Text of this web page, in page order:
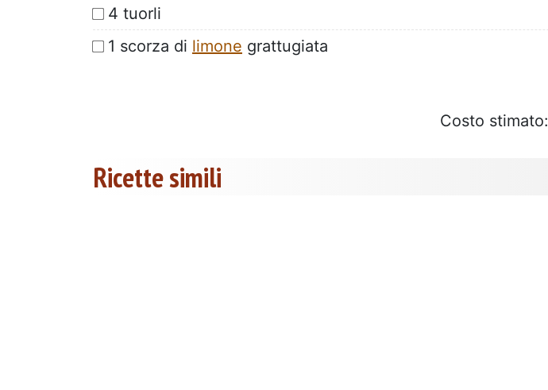
4 tuorli
1 scorza di limone grattugiata
Costo stimato:
Ricette simili